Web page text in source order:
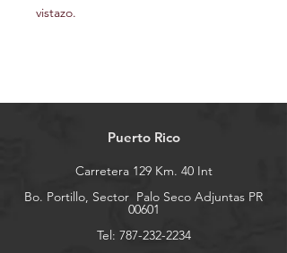
vistazo.
Puerto Rico
Carretera 129 Km. 40 Int
Bo. Portillo, Sector Palo Seco Adjuntas PR
00601
Tel: 787-232-2234